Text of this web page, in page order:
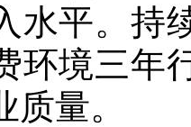
水平。持
环境三年
量。